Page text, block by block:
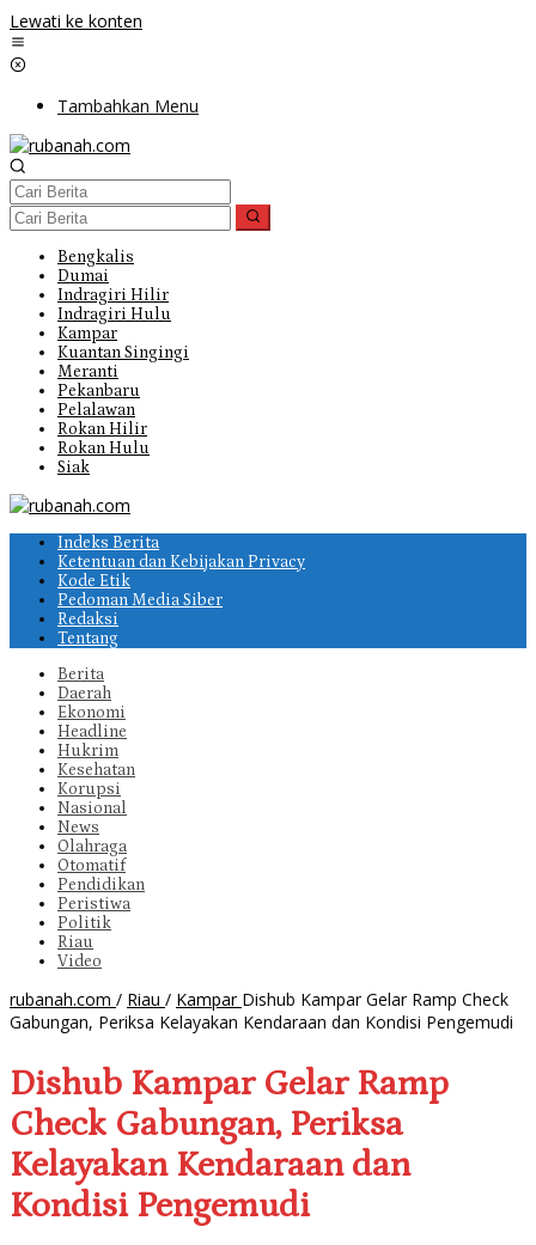
Lewati ke konten
Tambahkan Menu
Bengkalis
Dumai
Indragiri Hilir
Indragiri Hulu
Kampar
Kuantan Singingi
Meranti
Pekanbaru
Pelalawan
Rokan Hilir
Rokan Hulu
Siak
Indeks Berita
Ketentuan dan Kebijakan Privacy
Kode Etik
Pedoman Media Siber
Redaksi
Tentang
Berita
Daerah
Ekonomi
Headline
Hukrim
Kesehatan
Korupsi
Nasional
News
Olahraga
Otomatif
Pendidikan
Peristiwa
Politik
Riau
Video
rubanah.com / Riau / Kampar Dishub Kampar Gelar Ramp Check
Gabungan, Periksa Kelayakan Kendaraan dan Kondisi Pengemudi
Dishub Kampar Gelar Ramp
Check Gabungan, Periksa
Kelayakan Kendaraan dan
Kondisi Pengemudi